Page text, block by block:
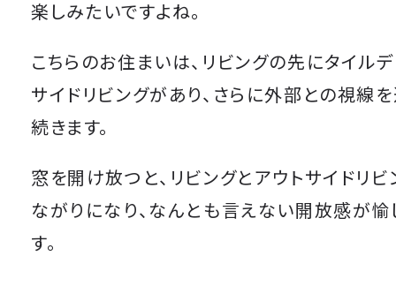
楽しみたいですよね。
こちらのお住まいは、リビングの先にタイル
サイドリビングがあり、さらに外部との視線
続きます。
窓を開け放つと、リビングとアウトサイドリ
ながりになり、なんとも言えない開放感が愉
す。